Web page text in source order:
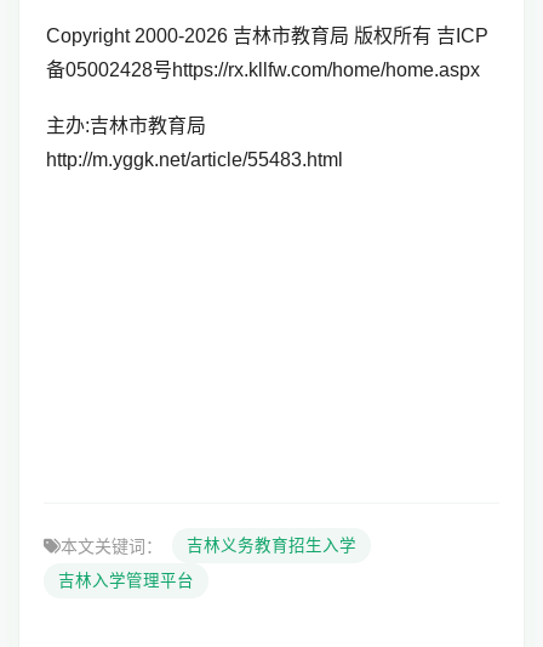
Copyright 2000-2026 吉林市教育局 版权所有 吉ICP
备05002428号https://rx.kllfw.com/home/home.aspx
主办:吉林市教育局
http://m.yggk.net/article/55483.html
本文关键词：
吉林义务教育招生入学
吉林入学管理平台